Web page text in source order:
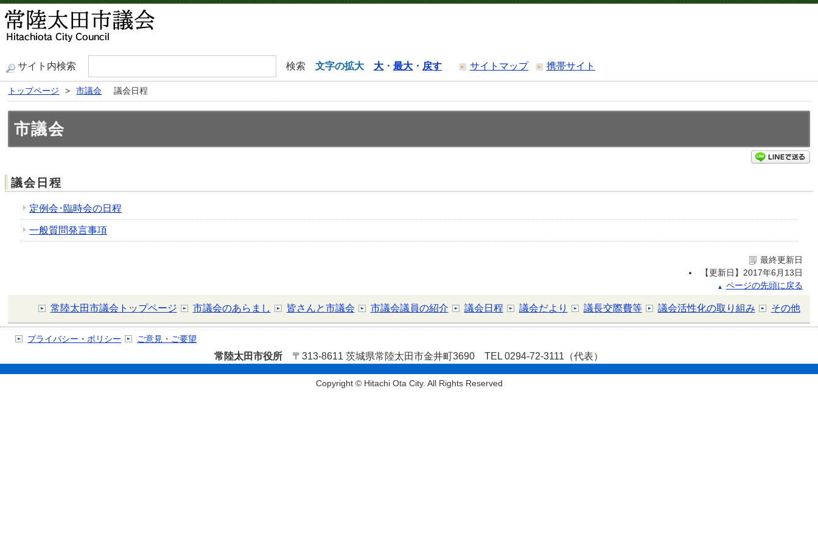
サイト内検索 文字の拡大 大 ・ 最大 ・ 戻す サイトマップ 携帯サイト
トップページ > 市議会 議会日程
市議会
議会日程
定例会･臨時会の日程
一般質問発言事項
最終更新日
【更新日】 2017年6月13日
ページの先頭に戻る
常陸太田市議会トップページ 市議会のあらまし 皆さんと市議会 市議会議員の紹介 議会日程 議会だより 議長交際費等 議会活性化の取り組み その他
プライバシー・ポリシー ご意見・ご要望
常陸太田市役所 〒313-8611 茨城県常陸太田市金井町3690 TEL 0294-72-3111（代表）
Copyright © Hitachi Ota City. All Rights Reserved